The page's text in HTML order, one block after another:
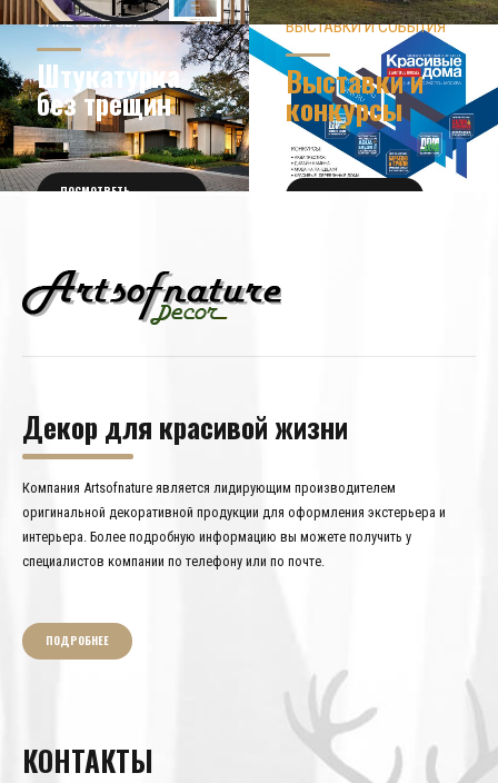
НОВОСТИ ИЗ МИРА
ДИЗАЙНА УЗНАТЬ БОЛЬШЕ
ЗНАЕТЕ ЛИ ВЫ?
Штукатурка
без трещин
ПОСМОТРЕТЬ
ВЫСТАВКИ И СОБЫТИЯ
Выставки и
конкурсы
ПОЛУЧИТЬ БИЛЕТ
Декор для красивой жизни
Компания Artsofnature является лидирующим производителем
оригинальной декоративной продукции для оформления экстерьера и
интерьера. Более подробную информацию вы можете получить у
специалистов компании по телефону или по почте.
ПОДРОБНЕЕ
КОНТАКТЫ